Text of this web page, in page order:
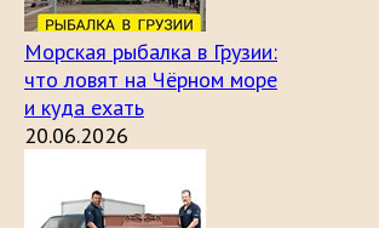
Морская рыбалка в Грузии:
что ловят на Чёрном море
и куда ехать
20.06.2026